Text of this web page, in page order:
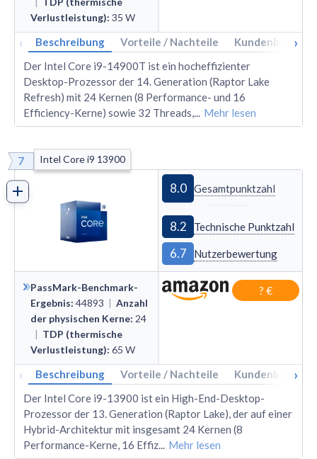
Verlustleistung): 35 W
‹ Beschreibung Vorteile / Nachteile ›
Der Intel Core i9-14900T ist ein hocheffizienter
Desktop-Prozessor der 14. Generation (Raptor Lake
Refresh) mit 24 Kernen (8 Performance- und 16
Efficiency-Kerne) sowie 32 Threads,... Mehr lesen
7 Intel Core i9 13900
8.0 Gesamtpunktzahl
8.2 Technische Punktzahl
6.7 Nutzerbewertung
PassMark-Benchmark-
Ergebnis: 44893 | Anzahl
der physischen Kerne: 24
| TDP (thermische
Verlustleistung): 65 W
? €
‹ Beschreibung Vorteile / Nachteile ›
Der Intel Core i9-13900 ist ein High-End-Desktop-
Prozessor der 13. Generation (Raptor Lake), der auf einer
Hybrid-Architektur mit insgesamt 24 Kernen (8
Performance-Kerne, 16 Effiz... Mehr lesen